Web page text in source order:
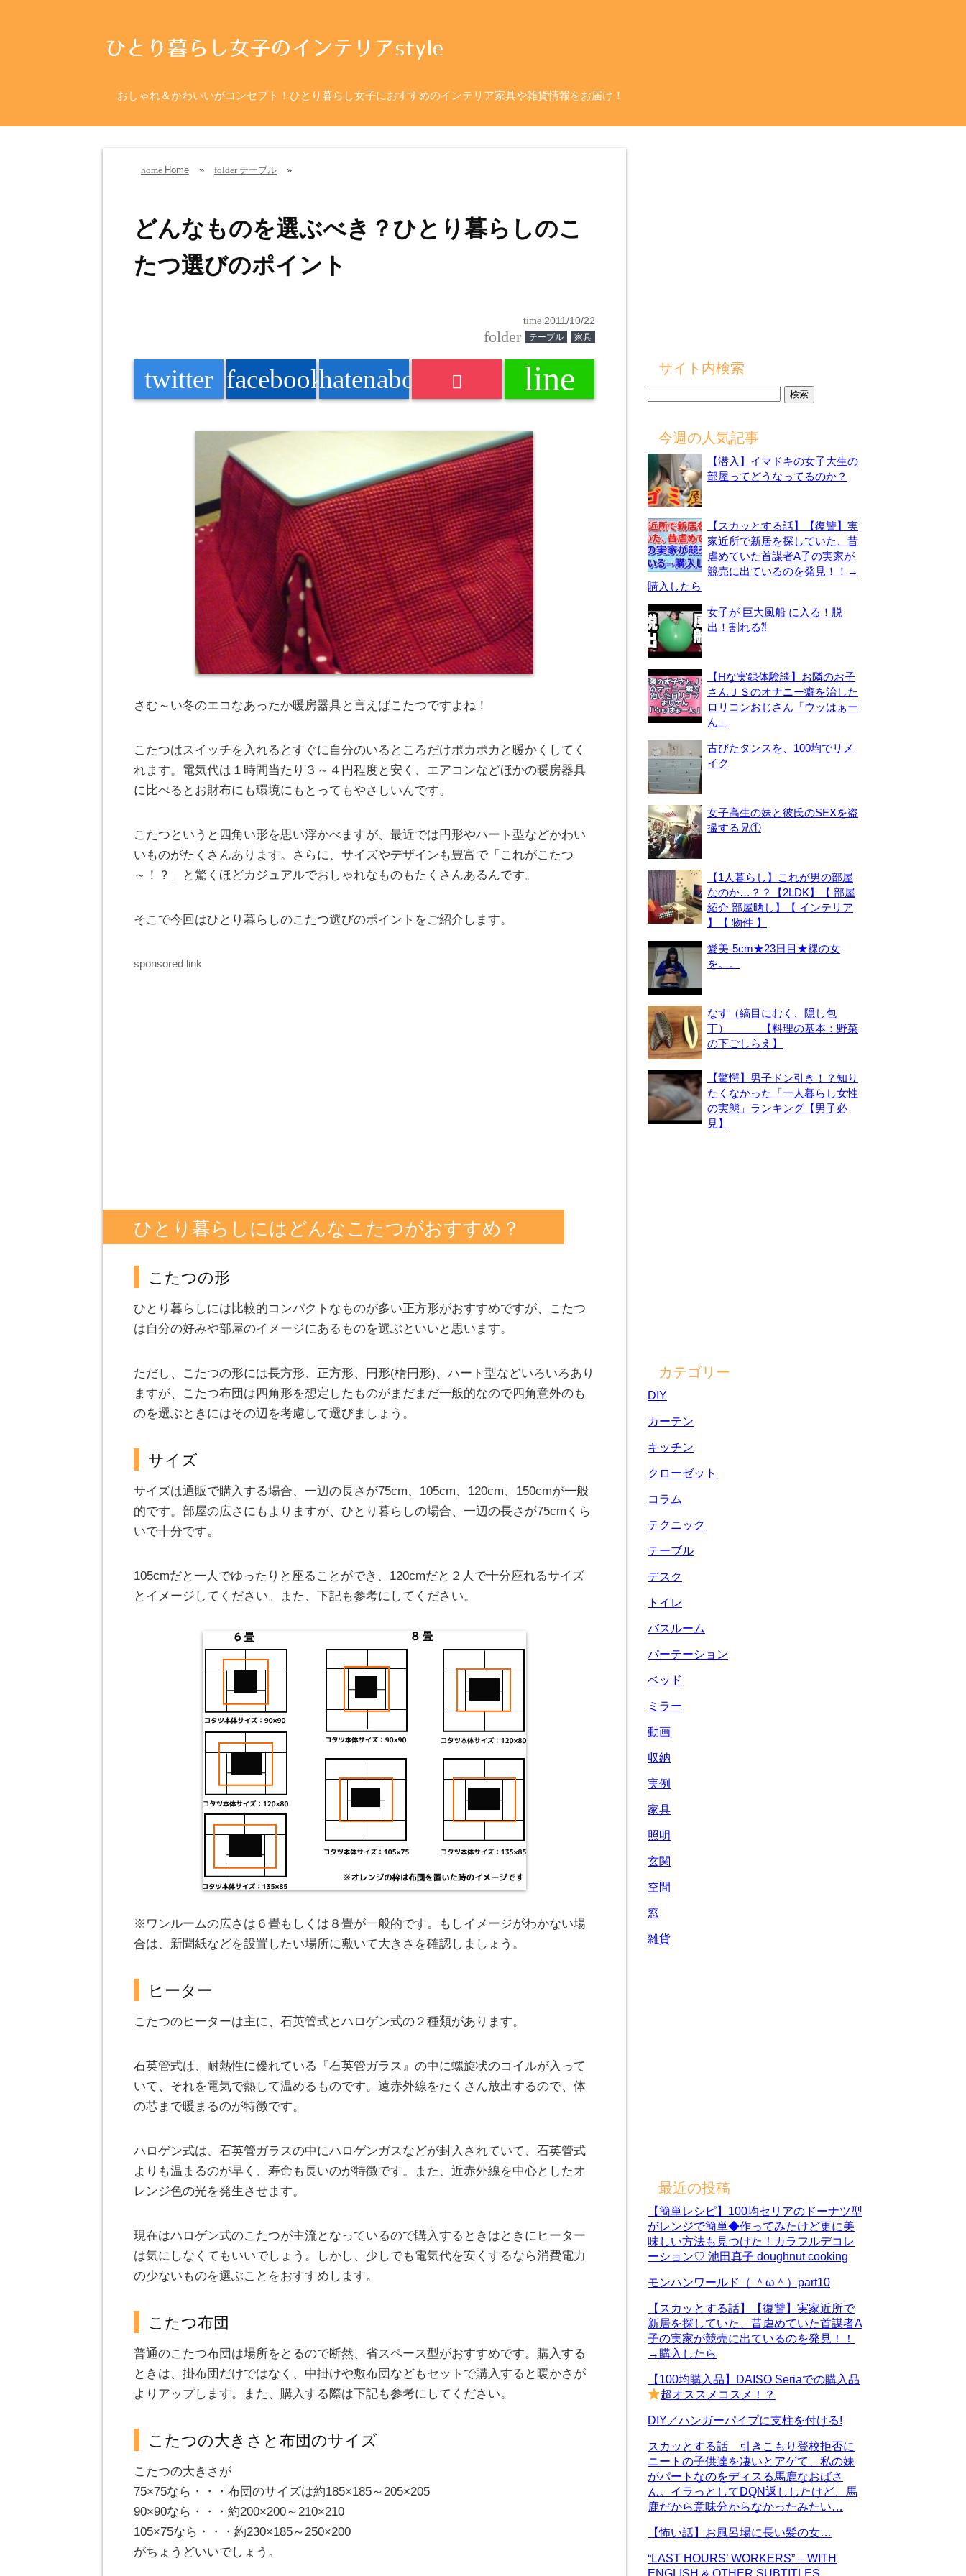
おしゃれ＆かわいいがコンセプト！ひとり暮らし女子におすすめのインテリア家具や雑貨情報をお届け！
home Home » folder テーブル »
どんなものを選ぶべき？ひとり暮らしのこ
たつ選びのポイント
time 2011/10/22
folder テーブル 家具
twitter facebookhatenabookmark line
さむ～い冬のエコなあったか暖房器具と言えばこたつですよね！
こたつはスイッチを入れるとすぐに自分のいるところだけポカポカと暖かくしてく
れます。電気代は１時間当たり３～４円程度と安く、エアコンなどほかの暖房器具
に比べるとお財布にも環境にもとってもやさしいんです。
こたつというと四角い形を思い浮かべますが、最近では円形やハート型などかわい
いものがたくさんあります。さらに、サイズやデザインも豊富で「これがこたつ
～！？」と驚くほどカジュアルでおしゃれなものもたくさんあるんです。
そこで今回はひとり暮らしのこたつ選びのポイントをご紹介します。
sponsored link
ひとり暮らしにはどんなこたつがおすすめ？
こたつの形
ひとり暮らしには比較的コンパクトなものが多い正方形がおすすめですが、こたつ
は自分の好みや部屋のイメージにあるものを選ぶといいと思います。
ただし、こたつの形には長方形、正方形、円形(楕円形)、ハート型などいろいろあり
ますが、こたつ布団は四角形を想定したものがまだまだ一般的なので四角意外のも
のを選ぶときにはその辺を考慮して選びましょう。
サイズ
サイズは通販で購入する場合、一辺の長さが75cm、105cm、120cm、150cmが一般
的です。部屋の広さにもよりますが、ひとり暮らしの場合、一辺の長さが75cmくら
いで十分です。
105cmだと一人でゆったりと座ることができ、120cmだと２人で十分座れるサイズ
とイメージしてください。また、下記も参考にしてください。
※ワンルームの広さは６畳もしくは８畳が一般的です。もしイメージがわかない場
合は、新聞紙などを設置したい場所に敷いて大きさを確認しましょう。
ヒーター
こたつのヒーターは主に、石英管式とハロゲン式の２種類があります。
石英管式は、耐熱性に優れている『石英管ガラス』の中に螺旋状のコイルが入って
いて、それを電気で熱して温めるものです。遠赤外線をたくさん放出するので、体
の芯まで暖まるのが特徴です。
ハロゲン式は、石英管ガラスの中にハロゲンガスなどが封入されていて、石英管式
よりも温まるのが早く、寿命も長いのが特徴です。また、近赤外線を中心としたオ
レンジ色の光を発生させます。
現在はハロゲン式のこたつが主流となっているので購入するときはときにヒーター
は気にしなくてもいいでしょう。しかし、少しでも電気代を安くするなら消費電力
の少ないものを選ぶことをおすすめします。
こたつ布団
普通のこたつ布団は場所をとるので断然、省スペース型がおすすめです。購入する
ときは、掛布団だけではなく、中掛けや敷布団などもセットで購入すると暖かさが
よりアップします。また、購入する際は下記も参考にしてください。
こたつの大きさと布団のサイズ
こたつの大きさが
75×75なら・・・布団のサイズは約185×185～205×205
90×90なら・・・約200×200～210×210
105×75なら・・・約230×185～250×200
がちょうどいいでしょう。
サイト内検索
今週の人気記事
【潜入】イマドキの女子大生の
部屋ってどうなってるのか？
【スカッとする話】【復讐】実
家近所で新居を探していた、昔
虐めていた首謀者A子の実家が
競売に出ているのを発見！！→
購入したら
女子が 巨大風船 に入る！脱
出！割れる⁈
【Hな実録体験談】お隣のお子
さんＪＳのオナニー癖を治した
ロリコンおじさん「ウッはぁー
ん」
古びたタンスを、100均でリメ
イク
女子高生の妹と彼氏のSEXを盗
撮する兄①
【1人暮らし】これが男の部屋
なのか…？？【2LDK】【 部屋
紹介 部屋晒し】【 インテリア
】【 物件 】
愛美-5cm★23日目★裸の女
を。。
なす（縞目にむく、隠し包
丁） 【料理の基本：野菜
の下ごしらえ】
【驚愕】男子ドン引き！？知り
たくなかった「一人暮らし女性
の実態」ランキング【男子必
見】
カテゴリー
DIY
カーテン
キッチン
クローゼット
コラム
テクニック
テーブル
デスク
トイレ
バスルーム
パーテーション
ベッド
ミラー
動画
収納
実例
家具
照明
玄関
空間
窓
雑貨
最近の投稿
【簡単レシピ】100均セリアのドーナツ型
がレンジで簡単◆作ってみたけど更に美
味しい方法も見つけた！カラフルデコレ
ーション♡ 池田真子 doughnut cooking
モンハンワールド（ ＾ω＾）part10
【スカッとする話】【復讐】実家近所で
新居を探していた、昔虐めていた首謀者A
子の実家が競売に出ているのを発見！！
→購入したら
【100均購入品】DAISO Seriaでの購入品
超オススメコスメ！？
DIY／ハンガーパイプに支柱を付ける!
スカッとする話 引きこもり登校拒否に
ニートの子供達を凄いとアゲて、私の妹
がパートなのをディスる馬鹿なおばさ
ん。イラっとしてDQN返ししたけど、馬
鹿だから意味分からなかったみたい…
【怖い話】お風呂場に長い髪の女…
“LAST HOURS’ WORKERS” – WITH
ENGLISH & OTHER SUBTITLES